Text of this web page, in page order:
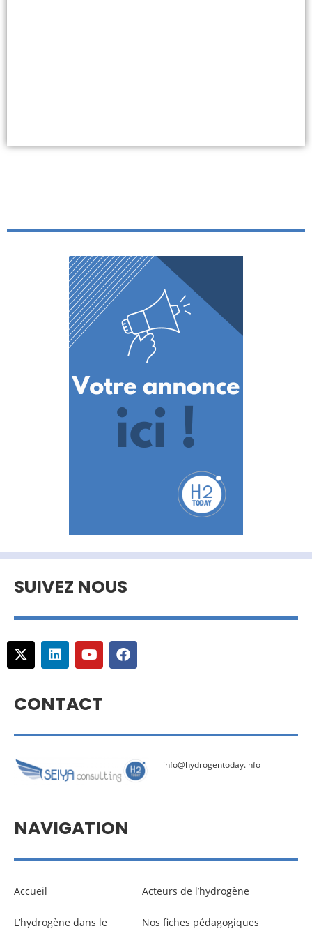
SUIVEZ NOUS
CONTACT
info@hydrogentoday.info
NAVIGATION
Accueil
L’hydrogène dans le
Acteurs de l’hydrogène
Nos fiches pédagogiques